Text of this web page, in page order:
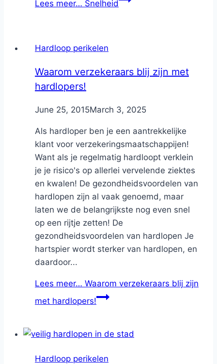
Lees meer… Snelheid
Hardloop perikelen
Waarom verzekeraars blij zijn met
hardlopers!
ByNicole
June 25, 2015March 3, 2025
Als hardloper ben je een aantrekkelijke
klant voor verzekeringsmaatschappijen!
Want als je regelmatig hardloopt verklein
je je risico's op allerlei vervelende ziektes
en kwalen! De gezondheidsvoordelen van
hardlopen zijn al vaak genoemd, maar
laten we de belangrijkste nog even snel
op een rijtje zetten! De
gezondheidsvoordelen van hardlopen Je
hartspier wordt sterker van hardlopen, en
daardoor...
Lees meer… Waarom verzekeraars blij zijn
met hardlopers!
Hardloop perikelen